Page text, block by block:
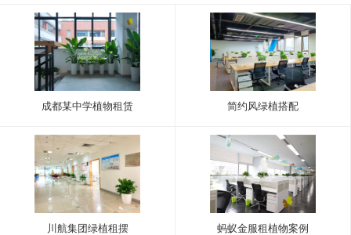
成都某中学植物租赁 简约风绿植搭配
川航集团绿植租摆 蚂蚁金服租植物案例